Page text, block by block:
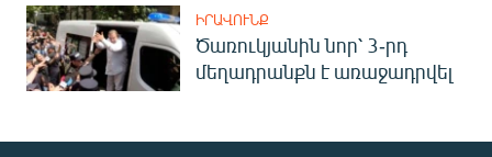
ԻՐԱՎՈՒՆՔ
Ծառուկյանին նոր՝ 3-րդ
մեղադրանքն է առաջադրվել